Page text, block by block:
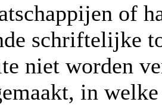
of
schriftelijke
niet worden
in